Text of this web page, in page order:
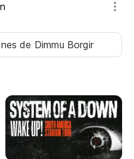
de Dimmu Borgir